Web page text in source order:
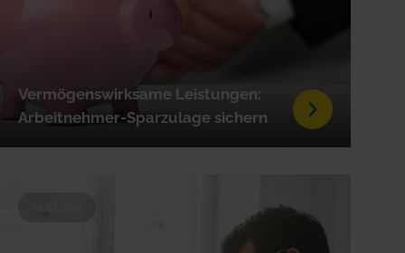
Vermögenswirksame Leistungen:
Arbeitnehmer-Sparzulage sichern